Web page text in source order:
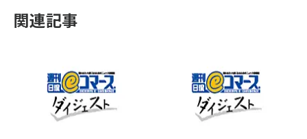
関連記事